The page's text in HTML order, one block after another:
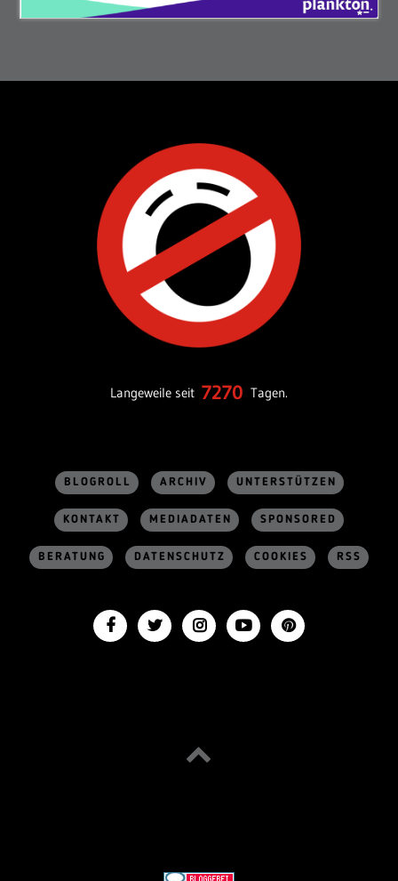
Langeweile seit 7270 Tagen.
BLOGROLL ARCHIV UNTERSTÜTZEN
KONTAKT MEDIADATEN SPONSORED
BERATUNG DATENSCHUTZ COOKIES RSS